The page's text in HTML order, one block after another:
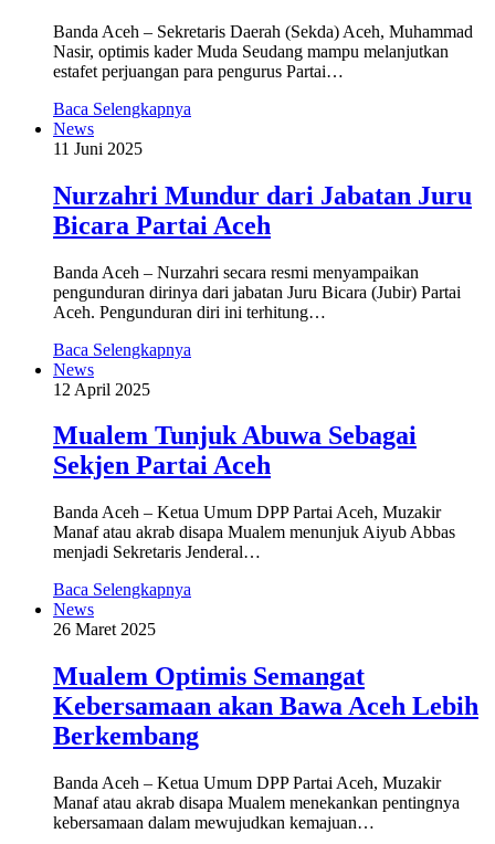
Banda Aceh – Sekretaris Daerah (Sekda) Aceh, Muhammad
Nasir, optimis kader Muda Seudang mampu melanjutkan
estafet perjuangan para pengurus Partai…
Baca Selengkapnya
News
11 Juni 2025
Nurzahri Mundur dari Jabatan Juru
Bicara Partai Aceh
Banda Aceh – Nurzahri secara resmi menyampaikan
pengunduran dirinya dari jabatan Juru Bicara (Jubir) Partai
Aceh. Pengunduran diri ini terhitung…
Baca Selengkapnya
News
12 April 2025
Mualem Tunjuk Abuwa Sebagai
Sekjen Partai Aceh
Banda Aceh – Ketua Umum DPP Partai Aceh, Muzakir
Manaf atau akrab disapa Mualem menunjuk Aiyub Abbas
menjadi Sekretaris Jenderal…
Baca Selengkapnya
News
26 Maret 2025
Mualem Optimis Semangat
Kebersamaan akan Bawa Aceh Lebih
Berkembang
Banda Aceh – Ketua Umum DPP Partai Aceh, Muzakir
Manaf atau akrab disapa Mualem menekankan pentingnya
kebersamaan dalam mewujudkan kemajuan…